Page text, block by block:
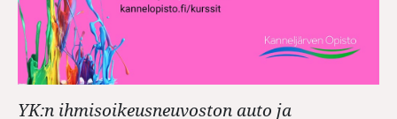
YK:n ihmisoikeusneuvoston auto ja